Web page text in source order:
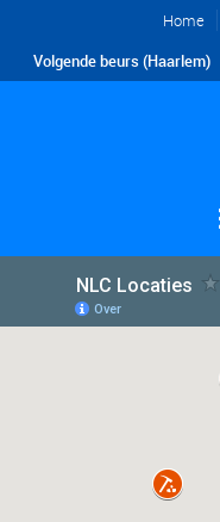
Home
Volgende beurs (Haarlem)